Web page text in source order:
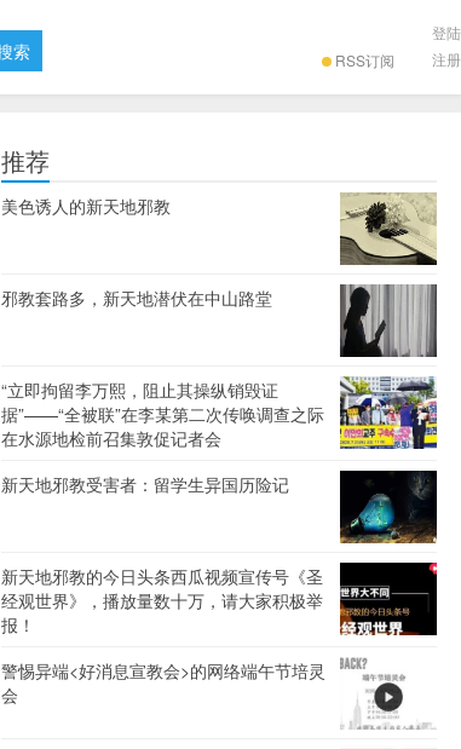
RSS订阅
登陆
注册
推荐
美色诱人的新天地邪教
邪教套路多，新天地潜伏在中山路堂
“立即拘留李万熙，阻止其操纵销毁证
据”——“全被联”在李某第二次传唤调查之际
在水源地检前召集敦促记者会
新天地邪教受害者：留学生异国历险记
新天地邪教的今日头条西瓜视频宣传号《圣
经观世界》，播放量数十万，请大家积极举
报！
警惕异端<好消息宣教会>的网络端午节培灵
会